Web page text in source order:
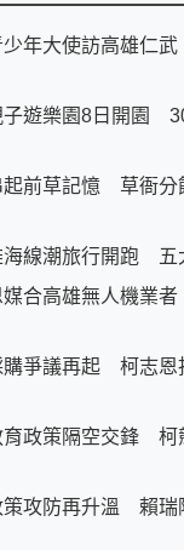
少年大使訪高雄仁
子遊樂園8日開園
起前草記憶 草衙分
海線潮旅行開跑 五
媒合高雄無人機業
購爭議再起 柯志恩
育政策隔空交鋒 柯
策攻防再升溫 賴瑞